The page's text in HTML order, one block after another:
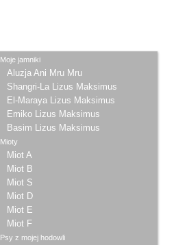
Moje jamniki
Aluzja Ani Mru Mru
Shangri-La Lizus Maksimus
El-Maraya Lizus Maksimus
Emiko Lizus Maksimus
Basim Lizus Maksimus
Mioty
Miot A
Miot B
Miot S
Miot D
Miot E
Miot F
Psy z mojej hodowli